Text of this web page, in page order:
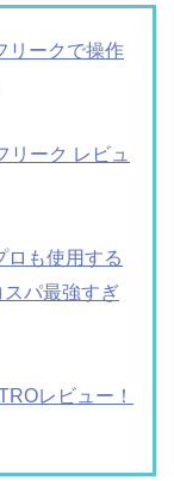
リークで操作
リーク レビュ
ロも使用する
パ最強すぎ
レビュー！